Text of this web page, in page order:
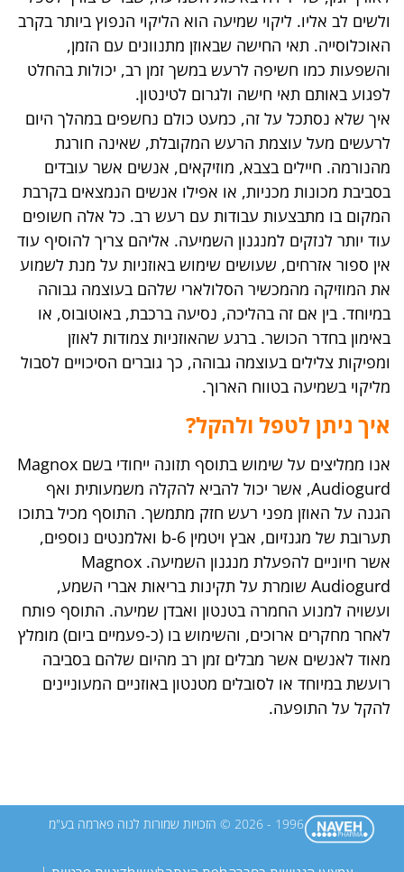
ולשים לב אליו. ליקוי שמיעה הוא הליקוי הנפוץ ביותר בקרב
האוכלוסייה. תאי החישה שבאוזן מתנוונים עם הזמן,
והשפעות כמו חשיפה לרעש במשך זמן רב, יכולות בהחלט
לפגוע באותם תאי חישה ולגרום לטינטון.
איך שלא נסתכל על זה, כמעט כולם נחשפים במהלך היום
לרעשים מעל עוצמת הרעש המקובלת, שאינה חורגת
מהנורמה. חיילים בצבא, מוזיקאים, אנשים אשר עובדים
בסביבת מכונות מכניות, או אפילו אנשים הנמצאים בקרבת
המקום בו מתבצעות עבודות עם רעש רב. כל אלה חשופים
עוד יותר לנזקים למנגנון השמיעה. אליהם צריך להוסיף עוד
אין ספור אזרחים, שעושים שימוש באוזניות על מנת לשמוע
את המוזיקה מהמכשיר הסלולארי שלהם בעוצמה גבוהה
במיוחד. בין אם זה בהליכה, נסיעה ברכבת, באוטובוס, או
באימון בחדר הכושר. ברגע שהאוזניות צמודות לאוזן
ומפיקות צלילים בעוצמה גבוהה, כך גוברים הסיכויים לסבול
מליקוי בשמיעה בטווח הארוך.
איך ניתן לטפל ולהקל?
אנו ממליצים על שימוש בתוסף תזונה ייחודי בשם Magnox
Audiogurd, אשר יכול להביא להקלה משמעותית ואף
הגנה על האוזן מפני רעש חזק מתמשך. התוסף מכיל בתוכו
תערובת של מגנזיום, אבץ ויטמין b-6 ואלמנטים נוספים,
אשר חיוניים להפעלת מנגנון השמיעה. Magnox
Audiogurd שומרת על תקינות בריאות אברי השמע,
ועשויה למנוע החמרה בטנטון ואבדן שמיעה. התוסף פותח
לאחר מחקרים ארוכים, והשימוש בו (כ-פעמיים ביום) מומלץ
מאוד לאנשים אשר מבלים זמן רב מהיום שלהם בסביבה
רועשת במיוחד או לסובלים מטנטון באוזניים המעוניינים
להקל על התופעה.
1996 - 2026 © הזכויות שמורות לנוה פארמה בע"מ